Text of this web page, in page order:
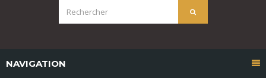
NAVIGATION